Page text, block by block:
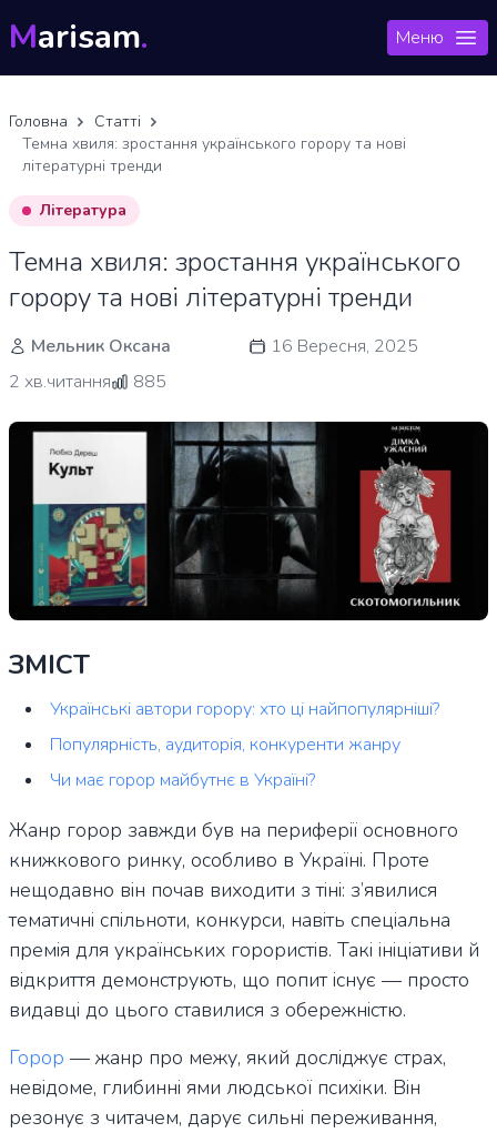
Marisam. Меню
Головна
Статті
Темна хвиля: зростання українського горору та нові
літературні тренди
Література
Темна хвиля: зростання українського
горору та нові літературні тренди
Мельник Оксана
16 Вересня, 2025
2 хв.читання
885
ЗМІСТ
Українські автори горору: хто ці найпопулярніші?
Популярність, аудиторія, конкуренти жанру
Чи має горор майбутнє в Україні?
Жанр горор завжди був на периферії основного
книжкового ринку, особливо в Україні. Проте
нещодавно він почав виходити з тіні: з’явилися
тематичні спільноти, конкурси, навіть спеціальна
премія для українських горористів. Такі ініціативи й
відкриття демонструють, що попит існує — просто
видавці до цього ставилися з обережністю.
Горор — жанр про межу, який досліджує страх,
невідоме, глибинні ями людської психіки. Він
резонує з читачем, дарує сильні переживання,